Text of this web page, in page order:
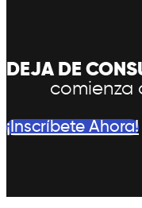
DEJA DE
comienza
¡Inscríbete Ahora!